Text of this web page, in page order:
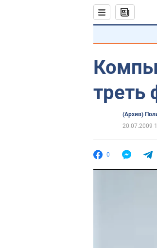
треть
(Архив)
20.07.2009
0